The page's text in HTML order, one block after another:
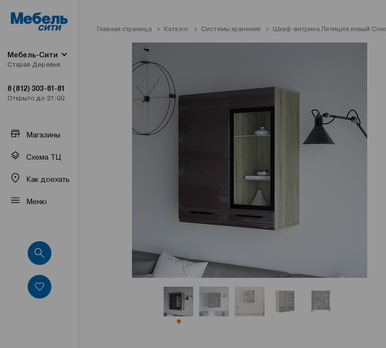
Мебель-Сити
Старая Деревня
8 (812) 303-81-81
Открыто до 21:00
Магазины
Схема ТЦ
Как доехать
Меню
Главная страница Каталог Системы хранения Шкаф-витрина Летиция левый